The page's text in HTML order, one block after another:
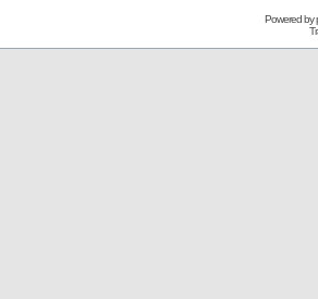
Powered by